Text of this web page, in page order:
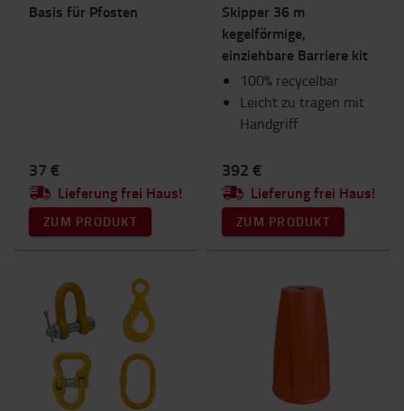
IC-Gabelstapler
Winter
Kategorie
Regal- und Lagersicherheit
Skipper Basis, Kegel, Pfosten
Skipper Kits(7)
Hebeausrüstung
MEHR AUSWAHL
Basis für Pfosten
37 €
Lieferung frei Haus!
ZUM PRODUKT
Skipper 36 m
kegelförmige,
einziehbare Barriere kit
100% recycelbar
Leicht zu tragen mit
Handgriff
392 €
Lieferung frei Haus!
ZUM PRODUKT